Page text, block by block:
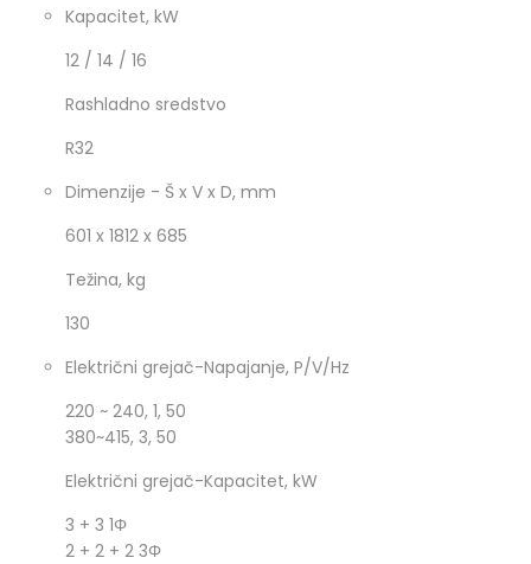
Kapacitet, kW
12 / 14 / 16
Rashladno sredstvo
R32
Dimenzije - Š x V x D, mm
601 x 1812 x 685
Težina, kg
130
Električni grejač-Napajanje, P/V/Hz
220 ~ 240, 1, 50
380~415, 3, 50
Električni grejač-Kapacitet, kW
3 + 3 1Φ
2 + 2 + 2 3Φ